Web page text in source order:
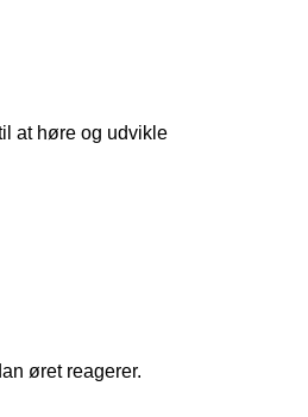
at høre og udvikle
øret reagerer.